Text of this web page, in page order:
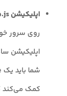
اپلیکیشن Node.js
روی سرور
اپلیکیشن
کمک می‌کند